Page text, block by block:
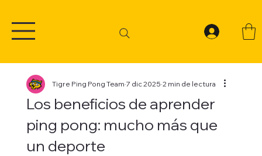
Los beneficios de aprender
ping pong: mucho más que
un deporte
Tigre Ping Pong Team 7 dic 2025 2 min de lectura